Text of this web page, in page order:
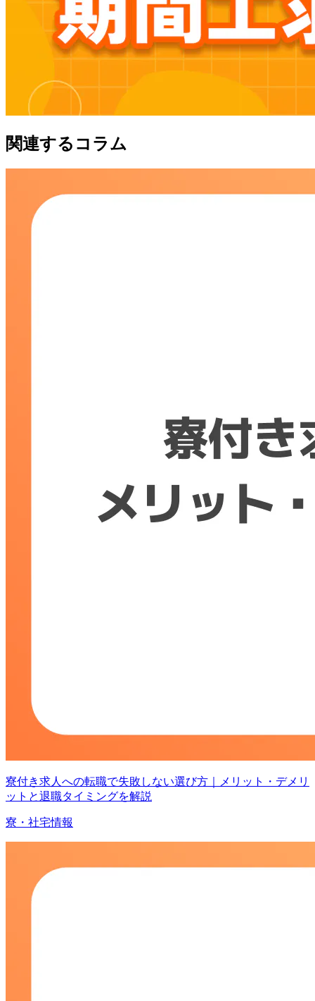
関連するコラム
寮付き求人への転職で失敗しない選び方｜メリット・デメリ
ットと退職タイミングを解説
寮・社宅情報